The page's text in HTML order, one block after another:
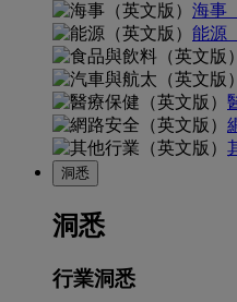
海事
能源
洞悉
洞悉
行業洞悉